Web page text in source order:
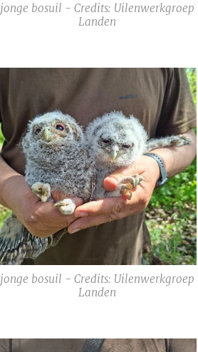
jonge bosuil - Credits: Uilenwerkgroep
Landen
jonge bosuil - Credits: Uilenwerkgroep
Landen